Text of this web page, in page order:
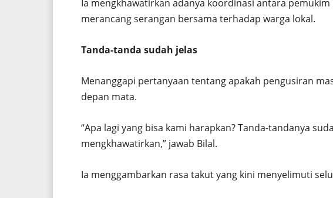
Ia mengkhawatirkan adanya koordinasi antara
merancang serangan bersama terhadap warga lokal.
Tanda-tanda sudah jelas
Menanggapi pertanyaan tentang apakah pengusiran
depan mata.
“Apa lagi yang bisa kami harapkan? Tanda-tandanya
mengkhawatirkan,” jawab Bilal.
Ia menggambarkan rasa takut yang kini menyelimuti